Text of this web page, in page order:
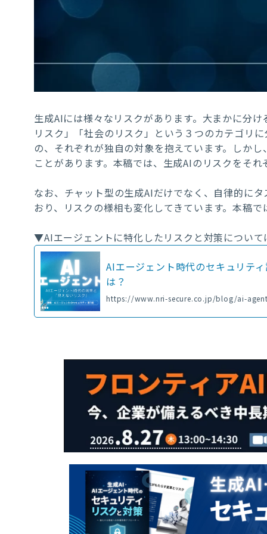
生成AIには様々なリスクがあります。大まかに分
リスク」「社会のリスク」という３つのカテゴリ
の、それぞれが独自の対象を抱えています。しか
ことがあります。本稿では、生成AIのリスクをそ
なお、チャット型の生成AIだけでなく、自律的に
おり、リスクの様相も変化してきています。本稿
▼AIエージェントに特化したリスクと対策について
AIエージェント時代のセキュリテ
は？
https://www.nri-secure.co.jp/blog/ai-